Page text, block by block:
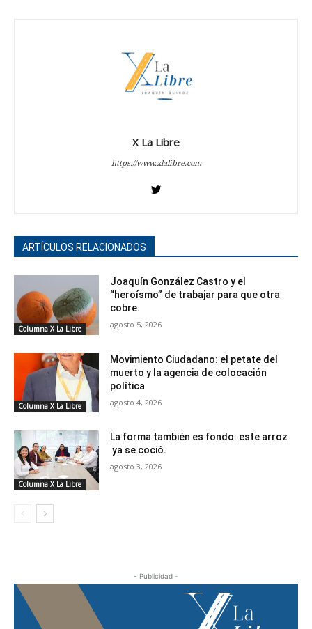
X La Libre
https://www.xlalibre.com
ARTÍCULOS RELACIONADOS
Columna X La Libre
Joaquín González Castro y el
“heroísmo” de trabajar para que otra
cobre.
agosto 5, 2026
Columna X La Libre
Movimiento Ciudadano: el petate del
muerto y la agencia de colocación
política
agosto 4, 2026
Columna X La Libre
La forma también es fondo: este arroz
ya se coció.
agosto 3, 2026
- Publicidad -